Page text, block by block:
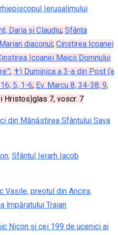
Ierusalimului
Daria și Claudiu; Sfânta
diaconul; Cinstirea Icoanei
Icoanei Maicii Domnului
; ✝) Duminica a 3-a din Post (a
5, 1-6; Ev. Marcu 8, 34-38; 9,
Hristos)glas 7, voscr. 7
din Mănăstirea Sfântului Sava
; Sfântul Ierarh Iacob
Vasile, preotul din Ancira;
împăratului Traian
Nicon și cei 199 de ucenici ai